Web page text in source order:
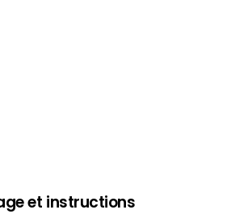
et instructions